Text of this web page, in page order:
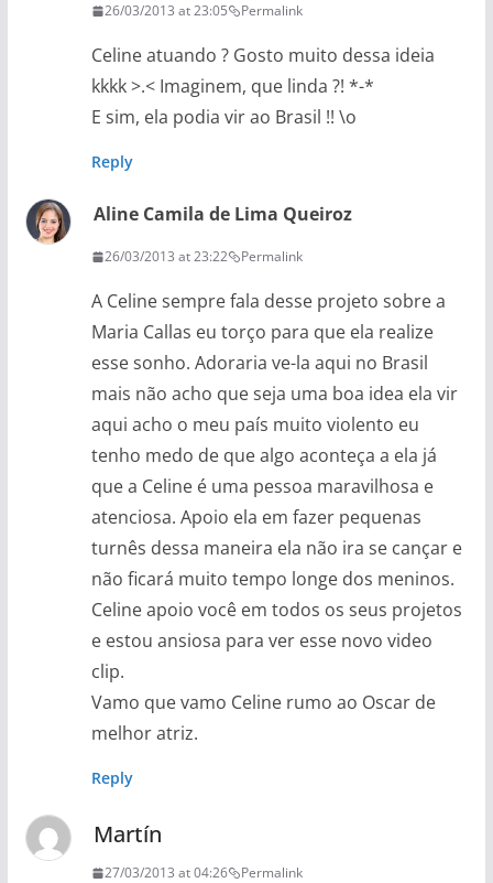
26/03/2013 at 23:05 Permalink
Celine atuando ? Gosto muito dessa ideia
kkkk >.< Imaginem, que linda ?! *-*
E sim, ela podia vir ao Brasil !! \o
Reply
Aline Camila de Lima Queiroz
26/03/2013 at 23:22 Permalink
A Celine sempre fala desse projeto sobre a
Maria Callas eu torço para que ela realize
esse sonho. Adoraria ve-la aqui no Brasil
mais não acho que seja uma boa idea ela vir
aqui acho o meu país muito violento eu
tenho medo de que algo aconteça a ela já
que a Celine é uma pessoa maravilhosa e
atenciosa. Apoio ela em fazer pequenas
turnês dessa maneira ela não ira se cançar e
não ficará muito tempo longe dos meninos.
Celine apoio você em todos os seus projetos
e estou ansiosa para ver esse novo video
clip.
Vamo que vamo Celine rumo ao Oscar de
melhor atriz.
Reply
Martín
27/03/2013 at 04:26 Permalink